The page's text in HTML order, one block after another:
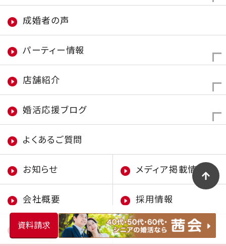
資料請求
成婚者の声
パーティー情報
店舗紹介
婚活応援ブログ
よくあるご質問
お知らせ メディア掲載情報
会社概要 採用情報
お客様相談窓口 個人情報保護方針